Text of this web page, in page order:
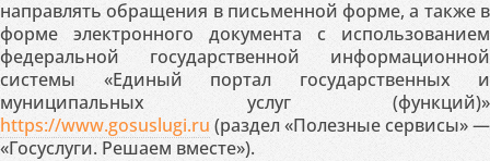
направлять обращения в письменной форме, а также в
форме электронного документа с использованием
федеральной государственной информационной
системы «Единый портал государственных и
муниципальных услуг (функций)»
https://www.gosuslugi.ru (раздел «Полезные сервисы» —
«Госуслуги. Решаем вместе»).